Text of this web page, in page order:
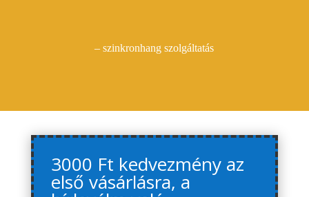
– szinkronhang szolgáltatás
3000 Ft kedvezmény az
első vásárlásra, a